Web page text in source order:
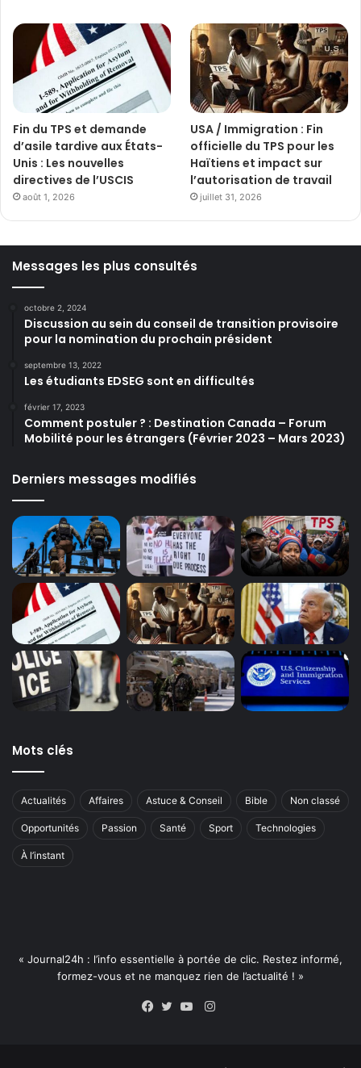
Fin du TPS et demande
d’asile tardive aux États-
Unis : Les nouvelles
directives de l’USCIS
août 1, 2026
USA / Immigration : Fin
officielle du TPS pour les
Haïtiens et impact sur
l’autorisation de travail
juillet 31, 2026
Messages les plus consultés
octobre 2, 2024
Discussion au sein du conseil de transition provisoire
pour la nomination du prochain président
septembre 13, 2022
Les étudiants EDSEG sont en difficultés
février 17, 2023
Comment postuler ? : Destination Canada – Forum
Mobilité pour les étrangers (Février 2023 – Mars 2023)
Derniers messages modifiés
Mots clés
Actualités Affaires Astuce & Conseil Bible Non classé
Opportunités Passion Santé Sport Technologies
À l’instant
« Journal24h : l’info essentielle à portée de clic. Restez informé,
formez-vous et ne manquez rien de l’actualité ! »
Instagram